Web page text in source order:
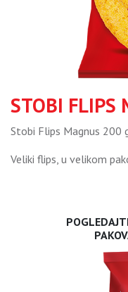
STOBI FLIPS
Stobi Flips Magnus 200
Veliki flips, u velikom